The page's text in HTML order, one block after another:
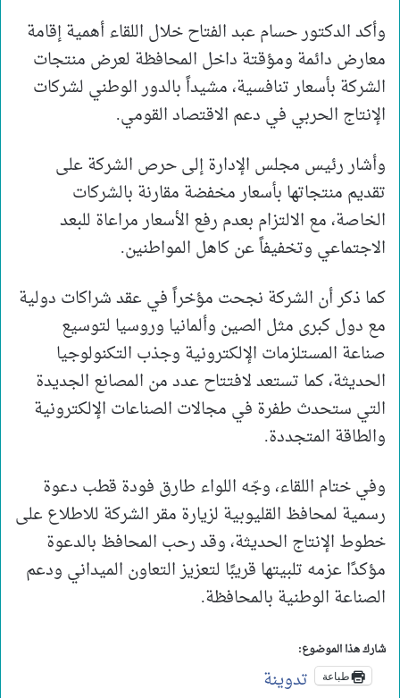
وأكد الدكتور حسام عبد الفتاح خلال اللقاء أهمية إقامة
معارض دائمة ومؤقتة داخل المحافظة لعرض منتجات
الشركة بأسعار تنافسية، مشيداً بالدور الوطني لشركات
الإنتاج الحربي في دعم الاقتصاد القومي.
وأشار رئيس مجلس الإدارة إلى حرص الشركة على
تقديم منتجاتها بأسعار مخفضة مقارنة بالشركات
الخاصة، مع الالتزام بعدم رفع الأسعار مراعاة للبعد
الاجتماعي وتخفيفاً عن كاهل المواطنين.
كما ذكر أن الشركة نجحت مؤخراً في عقد شراكات دولية
مع دول كبرى مثل الصين وألمانيا وروسيا لتوسيع
صناعة المستلزمات الإلكترونية وجذب التكنولوجيا
الحديثة، كما تستعد لافتتاح عدد من المصانع الجديدة
التي ستحدث طفرة في مجالات الصناعات الإلكترونية
والطاقة المتجددة.
وفي ختام اللقاء، وجّه اللواء طارق فودة قطب دعوة
رسمية لمحافظ القليوبية لزيارة مقر الشركة للاطلاع على
خطوط الإنتاج الحديثة، وقد رحب المحافظ بالدعوة
مؤكدًا عزمه تلبيتها قريبًا لتعزيز التعاون الميداني ودعم
الصناعة الوطنية بالمحافظة.
شارك هذا الموضوع:
طباعة تدوينة